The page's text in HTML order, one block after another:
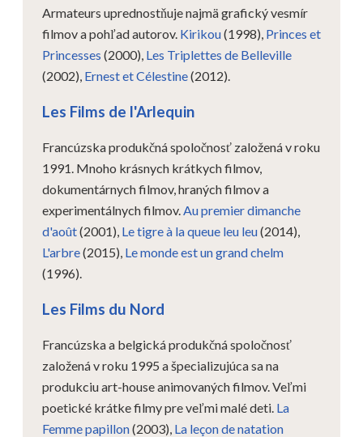
Armateurs uprednostňuje najmä grafický vesmír
filmov a pohľad autorov. Kirikou(1998), Princes et
Princesses (2000), Les Triplettes de Belleville
(2002), Ernest et Célestine(2012).
Les Films de l'Arlequin
Francúzska produkčná spoločnosť založená v roku
1991. Mnoho krásnych krátkych filmov,
dokumentárnych filmov, hraných filmov a
experimentálnych filmov. Au premier dimanche
d'août(2001), Le tigre à la queue leu leu(2014),
L'arbre(2015), Le monde est un grand chelm
(1996).
Les Films du Nord
Francúzska a belgická produkčná spoločnosť
založená v roku 1995 a špecializujúca sa na
produkciu art-house animovaných filmov. Veľmi
poetické krátke filmy pre veľmi malé deti. La
Femme papillon(2003), La leçon de natation